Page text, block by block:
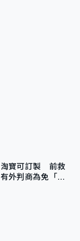
淘寶可訂製 前救
外判商為免「封